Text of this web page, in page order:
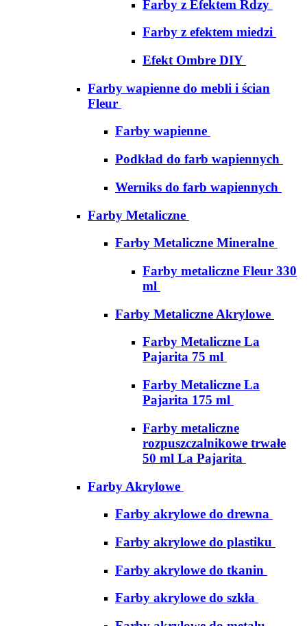
Farby z Efektem Rdzy
Farby z efektem miedzi
Efekt Ombre DIY
Farby wapienne do mebli i ścian
Fleur
Farby wapienne
Podkład do farb wapiennych
Werniks do farb wapiennych
Farby Metaliczne
Farby Metaliczne Mineralne
Farby metaliczne Fleur 330
ml
Farby Metaliczne Akrylowe
Farby Metaliczne La
Pajarita 75 ml
Farby Metaliczne La
Pajarita 175 ml
Farby metaliczne
rozpuszczalnikowe trwałe
50 ml La Pajarita
Farby Akrylowe
Farby akrylowe do drewna
Farby akrylowe do plastiku
Farby akrylowe do tkanin
Farby akrylowe do szkła